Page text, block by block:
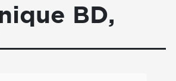
BD,